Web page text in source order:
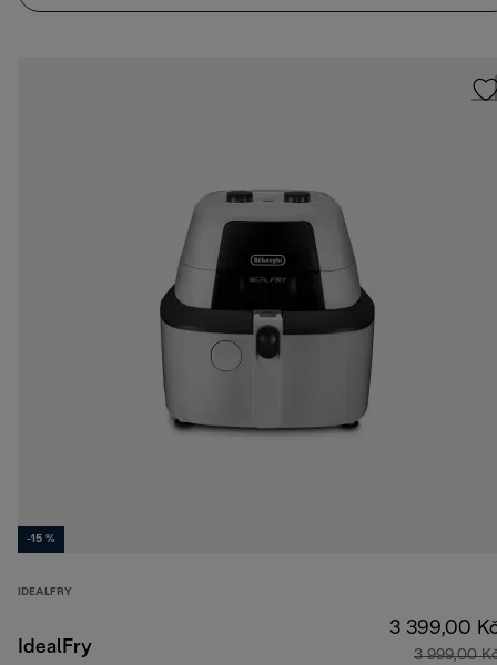
-15 %
IDEALFRY
IdealFry
3 399,00
3 999,00